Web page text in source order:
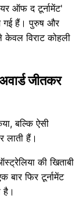
ऑफ द टूर्नामेंट'
गई हैं। पुरुष और
केवल विराट कोहली
जीतकर
बल्कि ऐसी
लाती हैं।
की खिताबी
फिर टूर्नामेंट
है।